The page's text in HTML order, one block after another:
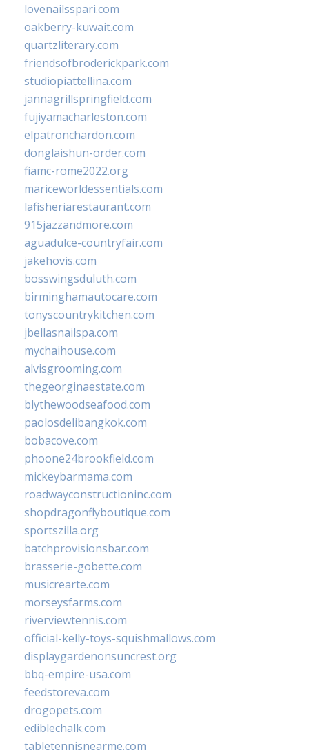
lovenailsspari.com
oakberry-kuwait.com
quartzliterary.com
friendsofbroderickpark.com
studiopiattellina.com
jannagrillspringfield.com
fujiyamacharleston.com
elpatronchardon.com
donglaishun-order.com
fiamc-rome2022.org
mariceworldessentials.com
lafisheriarestaurant.com
915jazzandmore.com
aguadulce-countryfair.com
jakehovis.com
bosswingsduluth.com
birminghamautocare.com
tonyscountrykitchen.com
jbellasnailspa.com
mychaihouse.com
alvisgrooming.com
thegeorginaestate.com
blythewoodseafood.com
paolosdelibangkok.com
bobacove.com
phoone24brookfield.com
mickeybarmama.com
roadwayconstructioninc.com
shopdragonflyboutique.com
sportszilla.org
batchprovisionsbar.com
brasserie-gobette.com
musicrearte.com
morseysfarms.com
riverviewtennis.com
official-kelly-toys-squishmallows.com
displaygardenonsuncrest.org
bbq-empire-usa.com
feedstoreva.com
drogopets.com
ediblechalk.com
tabletennisnearme.com